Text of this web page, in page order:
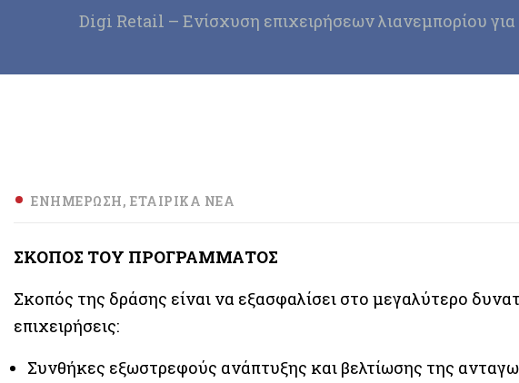
Digi Retail – Ενίσχυση επιχειρήσεων λιανεμπορίου
ΕΝΗΜΈΡΩΣΗ ΕΤΑΙΡΙΚΆ ΝΈΑ
ΣΚΟΠΟΣ ΤΟΥ ΠΡΟΓΡΑΜΜΑΤΟΣ
Σκοπός της δράσης είναι να εξασφαλίσει στο μεγαλύτερο
επιχειρήσεις:
Συνθήκες εξωστρεφούς ανάπτυξης και βελτίωσης της